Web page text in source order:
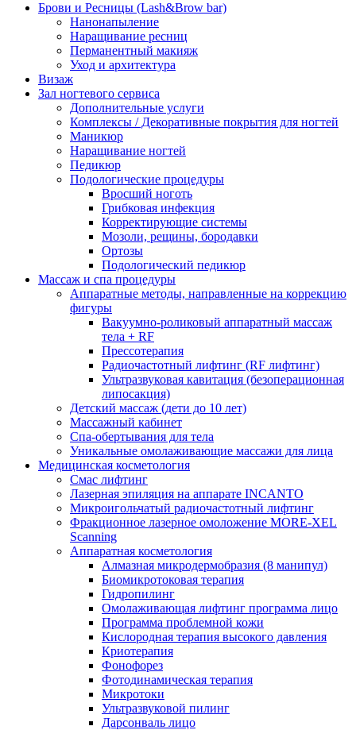
Брови и Ресницы (Lash&Brow bar)
Нанонапыление
Наращивание ресниц
Перманентный макияж
Уход и архитектура
Визаж
Зал ногтевого сервиса
Дополнительные услуги
Комплексы / Декоративные покрытия для ногтей
Маникюр
Наращивание ногтей
Педикюр
Подологические процедуры
Вросший ноготь
Грибковая инфекция
Корректирующие системы
Мозоли, рещины, бородавки
Ортозы
Подологический педикюр
Массаж и спа процедуры
Аппаратные методы, направленные на коррекцию
фигуры
Вакуумно-роликовый аппаратный массаж
тела + RF
Прессотерапия
Радиочастотный лифтинг (RF лифтинг)
Ультразвуковая кавитация (безоперационная
липосакция)
Детский массаж (дети до 10 лет)
Массажный кабинет
Спа-обертывания для тела
Уникальные омолаживающие массажи для лица
Медицинская косметология
Смас лифтинг
Лазерная эпиляция на аппарате INCANTO
Микроигольчатый радиочастотный лифтинг
Фракционное лазерное омоложение MORE-XEL
Scanning
Аппаратная косметология
Алмазная микродермобразия (8 манипул)
Биомикротоковая терапия
Гидропилинг
Омолаживающая лифтинг программа лицо
Программа проблемной кожи
Кислородная терапия высокого давления
Криотерапия
Фонофорез
Фотодинамическая терапия
Микротоки
Ультразвуковой пилинг
Дарсонваль лицо